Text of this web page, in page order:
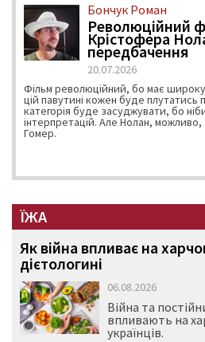
Бончук Роман
Революційний
Крістофера
передбачення
20.07.2026
Фільм революційний, бо має широку
цій павутині кожен буде плутатись
категорія буде засуджувати, бо
інтерпретацій. Але Нолан, можливо,
Гомер.
ЇЖА
Як війна впливає на
дієтологині
06.08.2026
Війна та
впливають на
українців.